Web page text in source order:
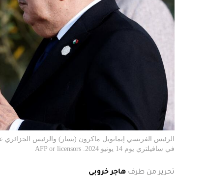
الرئيس الفرنسي إيمانويل ماكرون (يسار) والرئيس الجزائري
في سافيلتري يوم 14 يونيو 2024. AFP or licensors
تحرير من طرف هاجر خروبي